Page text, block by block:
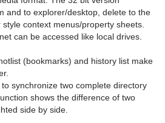
and to explorer/desktop, delete to the
context menus/property sheets.
can be accessed like local drives.
(bookmarks) and history list make
synchronize two complete directory
shows the difference of two
side by side.